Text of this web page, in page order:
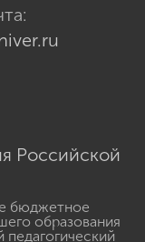
Российской
бюджетное
образования